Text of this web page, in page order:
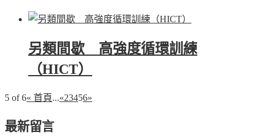
另類間歇 高強度循環訓練
（HICT）
5 of 6« 首頁...«23456»
最新留言